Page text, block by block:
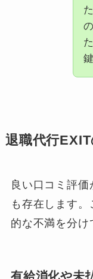
退職代行
良い口コミ評価
も存在します
的な不満を分け
有給消化や未